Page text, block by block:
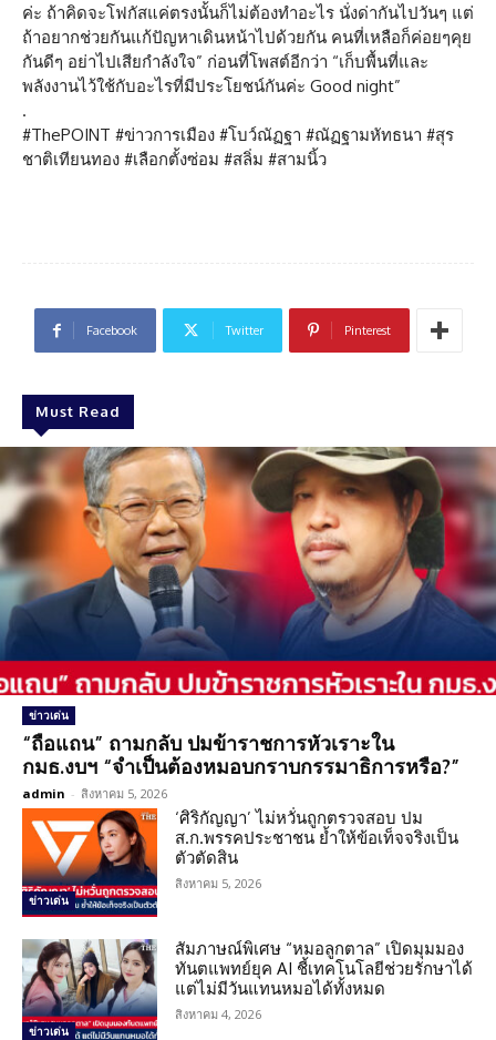
ค่ะ ถ้าคิดจะโฟกัสแค่ตรงนั้นก็ไม่ต้องทำอะไร นั่งด่ากันไปวันๆ แต่
ถ้าอยากช่วยกันแก้ปัญหาเดินหน้าไปด้วยกัน คนที่เหลือก็ค่อยๆคุย
กันดีๆ อย่าไปเสียกำลังใจ” ก่อนที่โพสต์อีกว่า “เก็บพื้นที่และ
พลังงานไว้ใช้กับอะไรที่มีประโยชน์กันค่ะ Good night”
.
#ThePOINT #ข่าวการเมือง #โบว์ณัฏฐา #ณัฏฐามหัทธนา #สุร
ชาติเทียนทอง #เลือกตั้งซ่อม #สลิ่ม #สามนิ้ว
Facebook Twitter Pinterest
Must Read
ข่าวเด่น
“ถือแถน” ถามกลับ ปมข้าราชการหัวเราะใน
กมธ.งบฯ “จำเป็นต้องหมอบกราบกรรมาธิการหรือ?”
admin - สิงหาคม 5, 2026
ข่าวเด่น
‘ศิริกัญญา’ ไม่หวั่นถูกตรวจสอบ ปม
ส.ก.พรรคประชาชน ย้ำให้ข้อเท็จจริงเป็น
ตัวตัดสิน
สิงหาคม 5, 2026
ข่าวเด่น
สัมภาษณ์พิเศษ “หมอลูกตาล” เปิดมุมมอง
ทันตแพทย์ยุค AI ชี้เทคโนโลยีช่วยรักษาได้
แต่ไม่มีวันแทนหมอได้ทั้งหมด
สิงหาคม 4, 2026